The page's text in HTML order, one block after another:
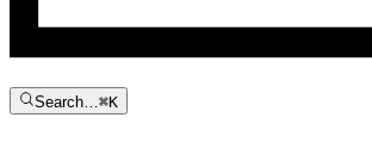
Search…⌘K